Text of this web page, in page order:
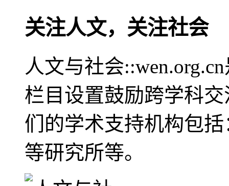
关注人文，关注社会
人文与社会
栏目设置鼓励跨学科
们的学术支持机构包
等研究所等。